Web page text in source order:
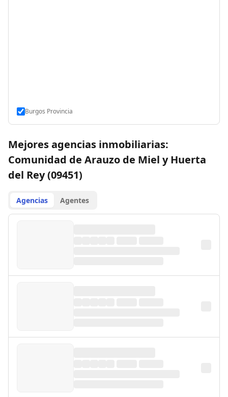
Burgos Provincia
Mejores agencias inmobiliarias:
Comunidad de Arauzo de Miel y Huerta
del Rey (09451)
Agencias Agentes